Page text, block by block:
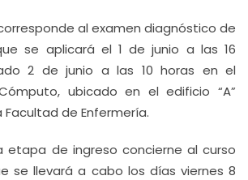
al examen diagnóstico de
se aplicará el 1 de junio a las 16
2 de junio a las 10 horas en el
ubicado en el edificio “A”
de Enfermería.
etapa de ingreso concierne al curso
se llevará a cabo los días viernes 8